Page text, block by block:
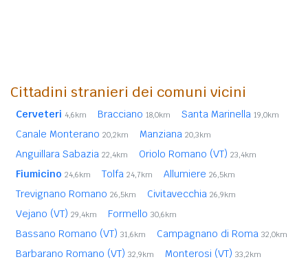
Cittadini stranieri dei comuni vicini
Cerveteri 4,6km Bracciano 18,0km Santa Marinella 19,0km
Canale Monterano 20,2km Manziana 20,3km
Anguillara Sabazia 22,4km Oriolo Romano (VT) 23,4km
Fiumicino 24,6km Tolfa 24,7km Allumiere 26,5km
Trevignano Romano 26,5km Civitavecchia 26,9km
Vejano (VT) 29,4km Formello 30,6km
Bassano Romano (VT) 31,6km Campagnano di Roma 32,0km
Barbarano Romano (VT) 32,9km Monterosi (VT) 33,2km